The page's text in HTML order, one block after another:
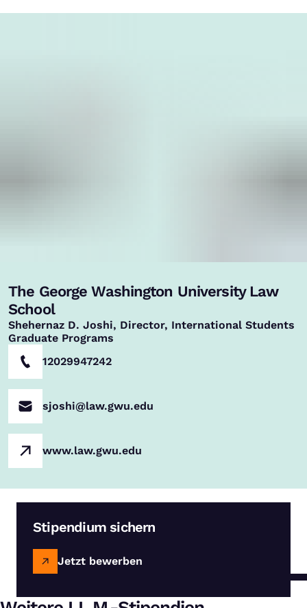
The George Washington University Law
School
,
Shehernaz D. Joshi, Director, International Students
Graduate Programs
12029947242
sjoshi@law.gwu.edu
www.law.gwu.edu
Stipendium sichern
Jetzt bewerben